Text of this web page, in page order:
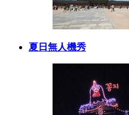
夏日無人機秀